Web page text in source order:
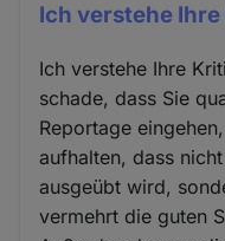
Ich verstehe
Ich verstehe Ihre
schade, dass Sie
Reportage
aufhalten, dass
ausgeübt wird,
vermehrt die guten